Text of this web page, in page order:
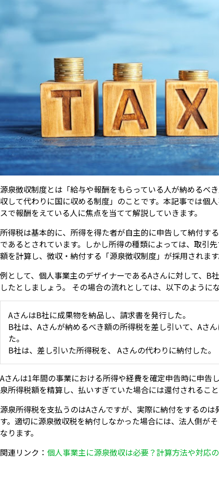
源泉徴収制度とは「給与や報酬をもらっている人が納めるべ
収して代わりに国に収める制度」のことです。本記事では個
スで報酬をえている人に焦点を当てて解説していきます。
所得税は基本的に、所得を得た者が自主的に申告して納付す
であるとされています。しかし所得の種類によっては、取引
額を計算し、徴収・納付する「源泉徴収制度」が採用されま
例として、個人事業主のデザイナーであるAさんに対して、B
したとしましょう。 その場合の流れとしては、以下のように
AさんはB社に成果物を納品し、請求書を発行した。
B社は、Aさんが納めるべき額の所得税を差し引いて、Aさ
た。
B社は、差し引いた所得税を、 Aさんの代わりに納付した。
Aさんは1年間の事業における所得や経費を確定申告時に申告
泉所得税額を精算し、払いすぎていた場合には還付されるこ
源泉所得税を支払うのはAさんですが、実際に納付をするの
す。適切に源泉徴収税を納付しなかった場合には、法人側が
なります。
関連リンク： 個人事業主に源泉徴収は必要？計算方法や対応